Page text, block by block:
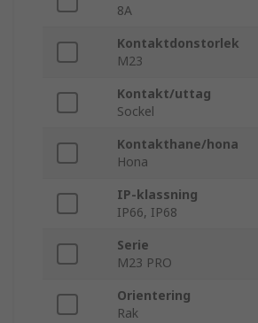
8A
Kontaktdonstorlek
M23
Kontakt/uttag
Sockel
Kontakthane/hona
Hona
IP-klassning
IP66, IP68
Serie
M23 PRO
Orientering
Rak